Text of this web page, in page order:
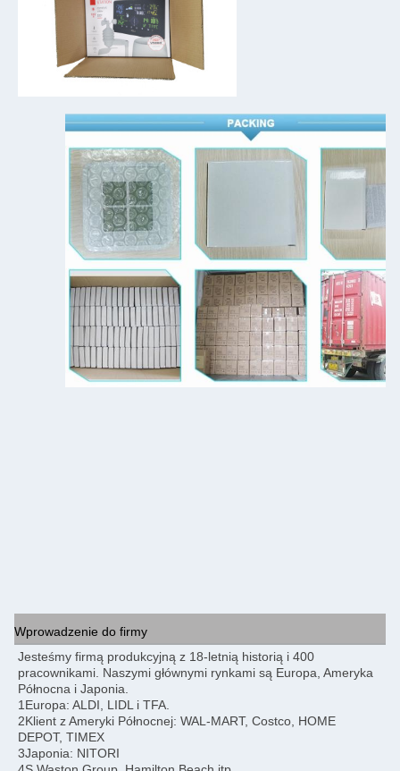
Wprowadzenie do firmy
Jesteśmy firmą produkcyjną z 18-letnią historią i 400
pracownikami. Naszymi głównymi rynkami są Europa, Ameryka
Północna i Japonia.
1Europa: ALDI, LIDL i TFA.
2Klient z Ameryki Północnej: WAL-MART, Costco, HOME
DEPOT, TIMEX
3Japonia: NITORI